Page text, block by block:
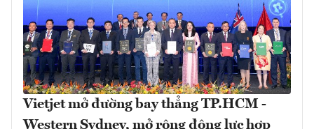
Vietjet mở đường bay thẳng TP.HCM -
Western Sydney, mở rộng động lực hợp